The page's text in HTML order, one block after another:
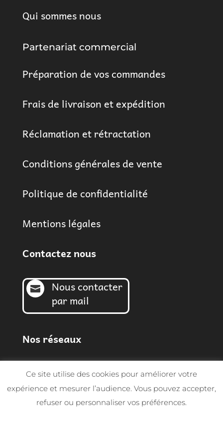
Qui sommes nous
Partenariat commercial
Préparation de vos commandes
Frais de livraison et expédition
Réclamation et rétractation
Conditions générales de vente
Politique de confidentialité
Mentions légales
Contactez nous

Nous contacter
par mail
Nos réseaux
Ce site utilise des cookies pour améliorer votre
expérience et mesurer l’audience. Vous pouvez accepter,
refuser ou personnaliser vos préférences.